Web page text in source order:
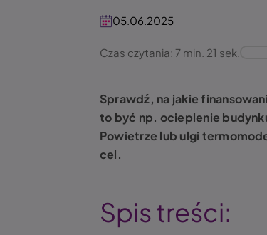
05.06.2025
Czas czytania: 7 min. 21 sek.
Sprawdź, na jakie
to być np. ocieplenie
Powietrze lub ulgi
cel.
Spis treści: